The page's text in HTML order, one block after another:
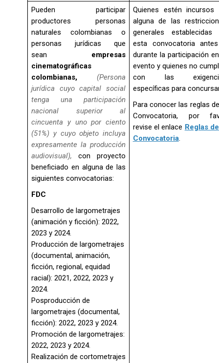
Pueden participar
productores personas
naturales colombianas o
personas jurídicas que
sean empresas
cinematográficas
colombianas, (Persona
jurídica cuyo capital social
tenga una participación
nacional superior al
cincuenta y uno por ciento
(51%) y cuyo objeto incluya
expresamente la producción
audiovisual),
con proyecto
beneficiado en alguna de las
siguientes convocatorias:
FDC
Desarrollo de largometrajes
(animación y ficción): 2022,
2023 y 2024.
Producción de largometrajes
(documental, animación,
ficción, regional, equidad
racial): 2021, 2022, 2023 y
2024.
Posproducción de
largometrajes (documental,
ficción): 2022, 2023 y 2024.
Promoción de largometrajes:
2022, 2023 y 2024.
Realización de cortometrajes
Quienes estén incursos
alguna de las
generales establecidas
esta convocatoria
durante la participación
evento y quienes no
con las
específicas para
Para conocer las reglas
Convocatoria, por
revise el enlace Reglas
Convocatoria.